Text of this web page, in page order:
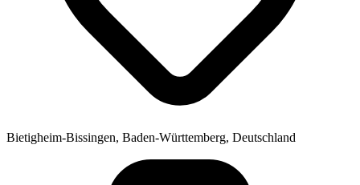
Bietigheim-Bissingen, Baden-Württemberg, Deutschland